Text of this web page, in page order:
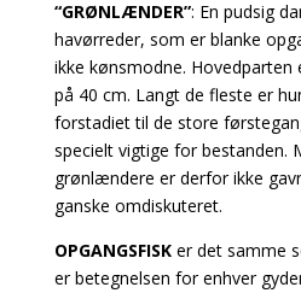
“GRØNLÆNDER”: En pudsig
havørreder, som er blanke
ikke kønsmodne.
på 40 cm. Langt de fleste er
forstadiet til de store
specielt vigtige for bestanden.
grønlændere er derfor ikke
ganske omdiskuteret.
OPGANGSFISKer det samme
er betegnelsen for enhver